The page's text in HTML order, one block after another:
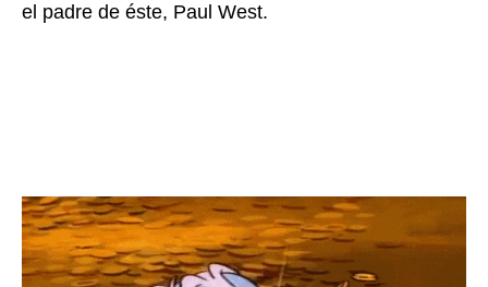
el padre de éste, Paul West.